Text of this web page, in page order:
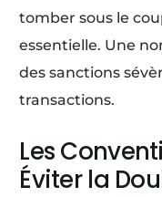
tomber sous le
essentielle. Une
des sanctions
transactions.
Les
Éviter la